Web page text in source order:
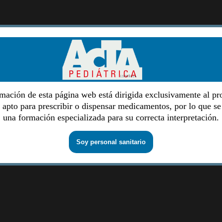
de esta página web está dirigida exclusivamente al
para prescribir o dispensar medicamentos, por lo que
una formación especializada para su correcta interpretación.
Soy personal sanitario